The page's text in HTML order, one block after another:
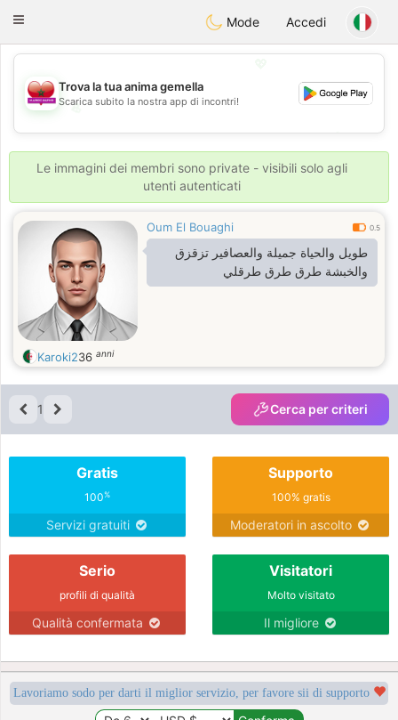
Maroc Dating
Toggle
Mode Accedi
💖
💕
💕
Trova la tua anima gemella
Scarica subito la nostra app di incontri!
Le immagini dei membri sono private - visibili solo agli
utenti autenticati
Oum El Bouaghi 0.5
طويل والحياة جميلة والعصافير تزقزق
والخبشة طرق طرق طرقلي
Karoki236 anni
1 Cerca per criteri
Gratis
100%
Servizi gratuiti
Supporto
100% gratis
Moderatori in ascolto
Serio
profili di qualità
Qualità confermata
Visitatori
Molto visitato
Il migliore
Lavoriamo sodo per darti il miglior servizio, per favore sii di supporto